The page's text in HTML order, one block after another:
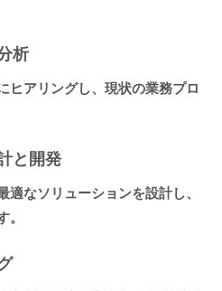
析
ヒアリングし、現状の業務プロ
と開発
適なソリューションを設計し、
。